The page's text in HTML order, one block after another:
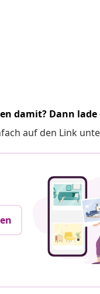
damit? Dann lade
auf den Link